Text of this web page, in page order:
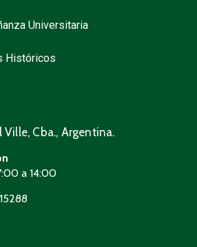
Universitaria
Históricos
Ville, Cba., Argentina.
a 14:00